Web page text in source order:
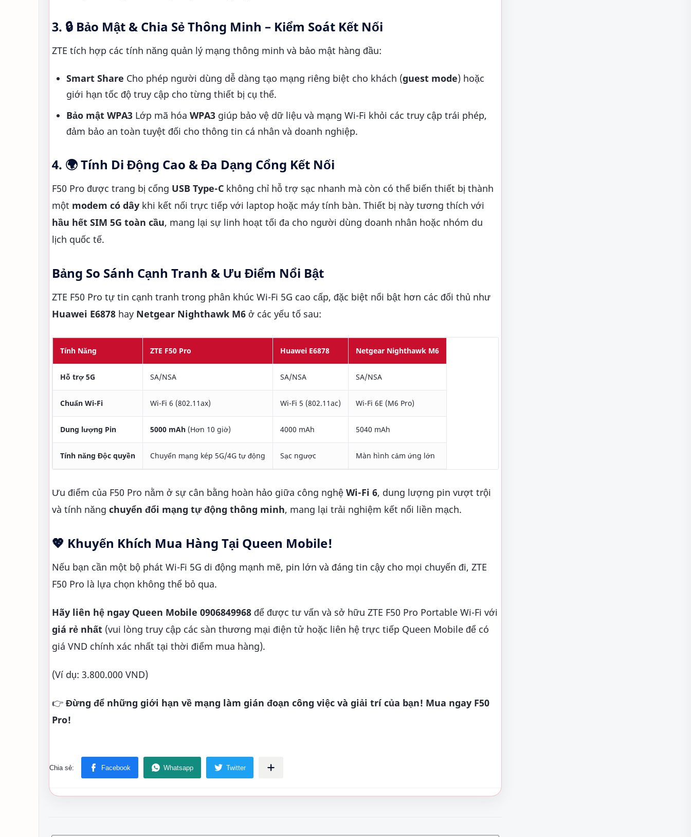
3. 🔒 Bảo Mật & Chia Sẻ Thông Minh – Kiểm Soát Kết Nối
ZTE tích hợp các tính năng quản lý mạng thông minh và bảo mật hàng đầu:
Smart Share Cho phép người dùng dễ dàng tạo mạng riêng biệt cho khách (guest mode) hoặc
giới hạn tốc độ truy cập cho từng thiết bị cụ thể.
Bảo mật WPA3 Lớp mã hóa WPA3 giúp bảo vệ dữ liệu và mạng Wi-Fi khỏi các truy cập trái phép,
đảm bảo an toàn tuyệt đối cho thông tin cá nhân và doanh nghiệp.
4. 🌍 Tính Di Động Cao & Đa Dạng Cổng Kết Nối
F50 Pro được trang bị cổng USB Type-C không chỉ hỗ trợ sạc nhanh mà còn có thể biến thiết bị thành
một modem có dây khi kết nối trực tiếp với laptop hoặc máy tính bàn. Thiết bị này tương thích với
hầu hết SIM 5G toàn cầu, mang lại sự linh hoạt tối đa cho người dùng doanh nhân hoặc nhóm du
lịch quốc tế.
Bảng So Sánh Cạnh Tranh & Ưu Điểm Nổi Bật
ZTE F50 Pro tự tin cạnh tranh trong phân khúc Wi-Fi 5G cao cấp, đặc biệt nổi bật hơn các đối thủ như
Huawei E6878 hay Netgear Nighthawk M6 ở các yếu tố sau:
Tính Năng ZTE F50 Pro Huawei E6878 Netgear Nighthawk M6
Hỗ trợ 5G SA/NSA SA/NSA SA/NSA
Chuẩn Wi-Fi Wi-Fi 6 (802.11ax) Wi-Fi 5 (802.11ac) Wi-Fi 6E (M6 Pro)
Dung lượng Pin 5000 mAh (Hơn 10 giờ) 4000 mAh 5040 mAh
Tính năng Độc quyền Chuyển mạng kép 5G/4G tự động Sạc ngược Màn hình cảm ứng lớn
Ưu điểm của F50 Pro nằm ở sự cân bằng hoàn hảo giữa công nghệ Wi-Fi 6, dung lượng pin vượt trội
và tính năng chuyển đổi mạng tự động thông minh, mang lại trải nghiệm kết nối liền mạch.
💖 Khuyến Khích Mua Hàng Tại Queen Mobile!
Nếu bạn cần một bộ phát Wi-Fi 5G di động mạnh mẽ, pin lớn và đáng tin cậy cho mọi chuyến đi, ZTE
F50 Pro là lựa chọn không thể bỏ qua.
Hãy liên hệ ngay Queen Mobile 0906849968 để được tư vấn và sở hữu ZTE F50 Pro Portable Wi-Fi với
giá rẻ nhất (vui lòng truy cập các sàn thương mại điện tử hoặc liên hệ trực tiếp Queen Mobile để có
giá VND chính xác nhất tại thời điểm mua hàng).
(Ví dụ: 3.800.000 VND)
👉 Đừng để những giới hạn về mạng làm gián đoạn công việc và giải trí của bạn! Mua ngay F50
Pro!